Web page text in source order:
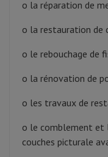
o la réparation de
o la restauration de
o le rebouchage de
o la rénovation de
o les travaux de
o le comblement et
couches picturale